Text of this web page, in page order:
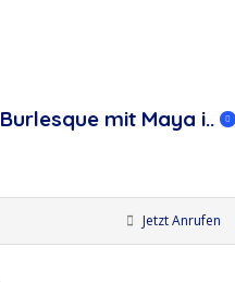
Burlesque mit Maya i..
Burlesque Tänzerinnen
Jetzt Anrufen